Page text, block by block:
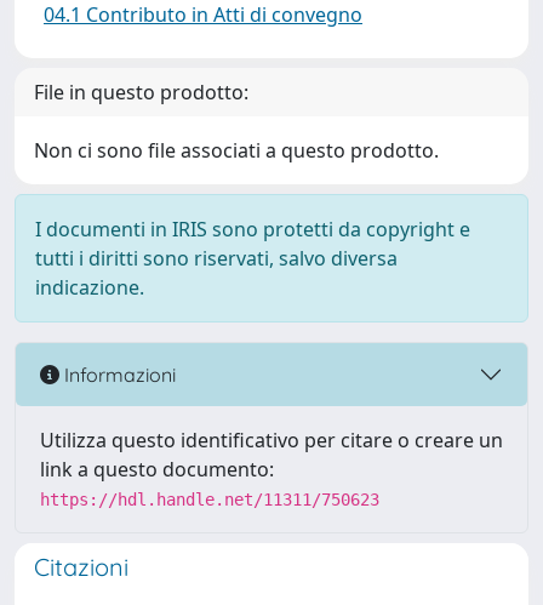
04.1 Contributo in Atti di convegno
File in questo prodotto:
Non ci sono file associati a questo prodotto.
I documenti in IRIS sono protetti da copyright e
tutti i diritti sono riservati, salvo diversa
indicazione.
Informazioni
Utilizza questo identificativo per citare o creare un
link a questo documento:
https://hdl.handle.net/11311/750623
Citazioni